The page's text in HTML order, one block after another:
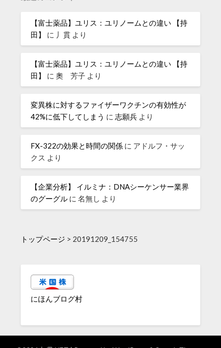
【富士薬品】ユリス：ユリノームとの違い 【持
田】
に 丿貫 より
【富士薬品】ユリス：ユリノームとの違い 【持
田】
に奧 芳子 より
変異株に対するファイザーワクチンの有効性が
42%に低下してしまう に志願兵 より
FX-322の効果と時間の関係 に アドルフ・サッ
クス より
【企業分析】 イルミナ：DNAシーケンサー業界
のグーグル に名無し より
トップページ > 20191209_154755
にほんブログ村